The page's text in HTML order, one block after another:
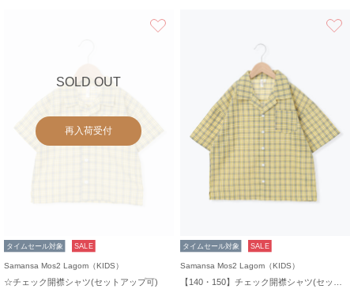
SOLD OUT
再入荷受付
タイムセール対象 SALE
Samansa Mos2 Lagom（KIDS）
☆チェック開襟シャツ(セットアップ可)
タイムセール対象 SALE
Samansa Mos2 Lagom（KIDS）